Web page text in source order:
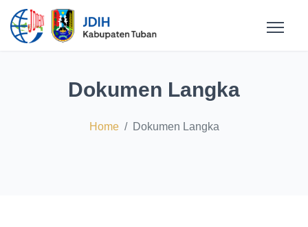
Dokumen Langka
Home Dokumen Langka